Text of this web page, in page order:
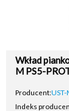
Wkład
M PS5-
Producent:UST-
Indeks